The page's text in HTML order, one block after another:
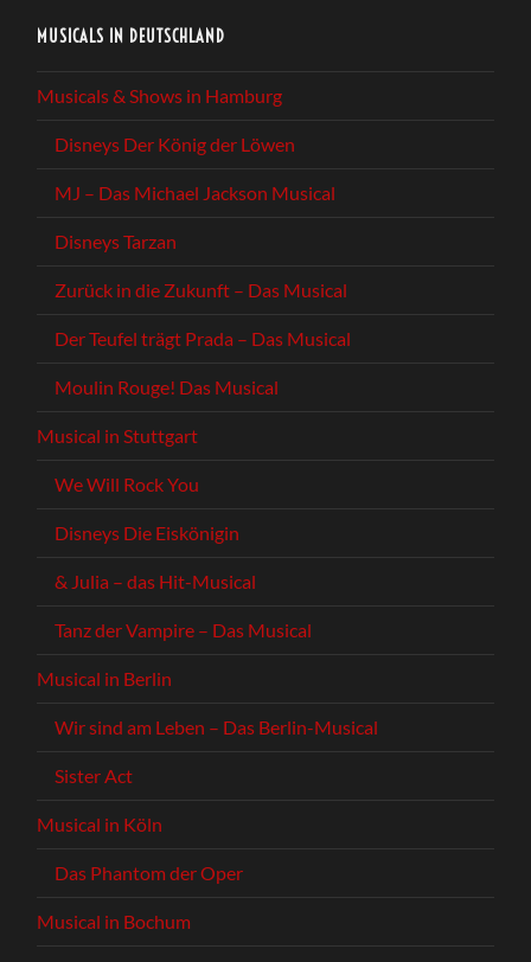
MUSICALS IN DEUTSCHLAND
Musicals & Shows in Hamburg
Disneys Der König der Löwen
MJ – Das Michael Jackson Musical
Disneys Tarzan
Zurück in die Zukunft – Das Musical
Der Teufel trägt Prada – Das Musical
Moulin Rouge! Das Musical
Musical in Stuttgart
We Will Rock You
Disneys Die Eiskönigin
& Julia – das Hit-Musical
Tanz der Vampire – Das Musical
Musical in Berlin
Wir sind am Leben – Das Berlin-Musical
Sister Act
Musical in Köln
Das Phantom der Oper
Musical in Bochum